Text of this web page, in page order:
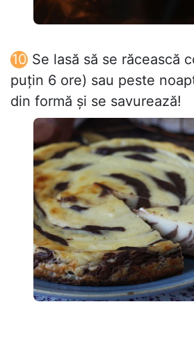
Se lasă să se răcească
puțin 6 ore) sau peste
din formă și se savurează!